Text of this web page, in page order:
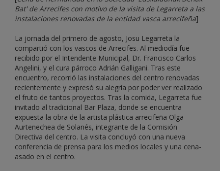
Bat' de Arrecifes con motivo de la visita de Legarreta a las
instalaciones renovadas de la entidad vasca arrecifeña]
La jornada del primero de agosto, Josu Legarreta la
compartió con los vascos de Arrecifes. Al mediodía fue
recibido por el Intendente Municipal, Dr. Francisco Carlos
Angelini, y el cura párroco Adrián Galligani. Tras este
encuentro, recorrió las instalaciones del centro renovadas
recientemente y expresó su alegría por poder ver realizado
el fruto de tantos proyectos. Tras la comida, Legarreta fue
invitado al tradicional Bar Plaza, donde se encuentra
expuesta la obra de la artista plástica arrecifeña Olga
Aurtenechea de Solanés, integrante de la Comisión
Directiva del centro. La visita concluyó con una nueva
conferencia de prensa para los medios locales y una cena-
asado en el centro.